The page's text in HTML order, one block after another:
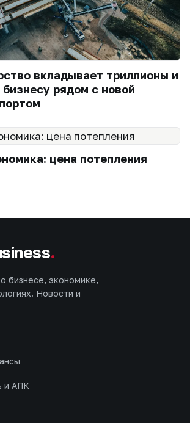
вкладывает триллионы и
рядом с новой
цена потепления
.
бизнесе, экономике,
Новости и
и АПК